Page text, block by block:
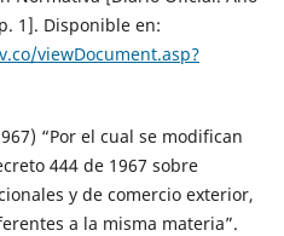
1]. Disponible en:
viewDocument.asp?
“Por el cual se modifican
444 de 1967 sobre
y de comercio exterior,
a la misma materia”.